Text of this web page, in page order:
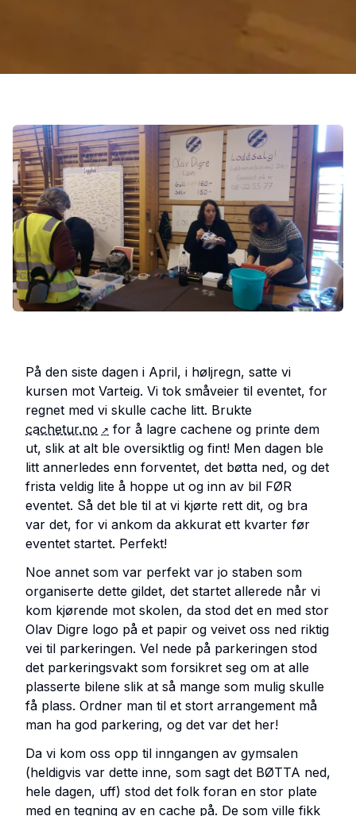
På audiens hos Olav Digre
Viking_Princess
1.05.16
På den siste dagen i April, i høljregn, satte vi
kursen mot Varteig. Vi tok småveier til eventet, for
regnet med vi skulle cache litt. Brukte
cachetur.no
for å lagre cachene og printe dem
ut, slik at alt ble oversiktlig og fint! Men dagen ble
litt annerledes enn forventet, det bøtta ned, og det
frista veldig lite å hoppe ut og inn av bil FØR
eventet. Så det ble til at vi kjørte rett dit, og bra
var det, for vi ankom da akkurat ett kvarter før
eventet startet. Perfekt!
Noe annet som var perfekt var jo staben som
organiserte dette gildet, det startet allerede når vi
kom kjørende mot skolen, da stod det en med stor
Olav Digre logo på et papir og veivet oss ned riktig
vei til parkeringen. Vel nede på parkeringen stod
det parkeringsvakt som forsikret seg om at alle
plasserte bilene slik at så mange som mulig skulle
få plass. Ordner man til et stort arrangement må
man ha god parkering, og det var det her!
Da vi kom oss opp til inngangen av gymsalen
(heldigvis var dette inne, som sagt det BØTTA ned,
hele dagen, uff) stod det folk foran en stor plate
med en tegning av en cache på. De som ville fikk